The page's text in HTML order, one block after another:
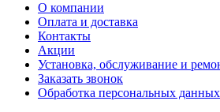
О компании
Оплата и доставка
Контакты
Акции
Установка, обслуживание и
Заказать звонок
Обработка персональных данных